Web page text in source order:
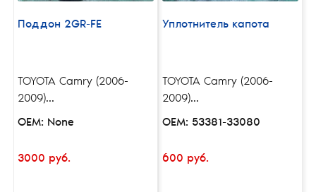
Поддон 2GR-FE
TOYOTA Camry (2006-
2009)...
OEM: None
3000 руб.
Уплотнитель капота
TOYOTA Camry (2006-
2009)...
OEM: 53381-33080
600 руб.